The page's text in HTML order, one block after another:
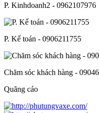
P. Kinhdoanh2 - 0962107976
P. Kế toán - 0906211755
Chăm sóc khách hàng -
Quãng cáo